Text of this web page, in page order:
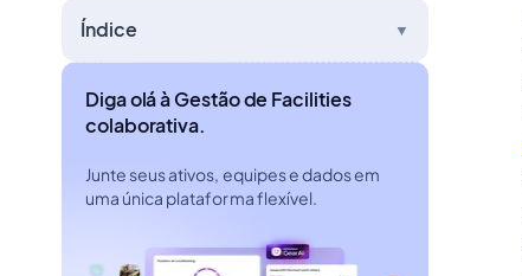
Índice ▼
Diga olá à Gestão de Facilities
colaborativa.
Junte seus ativos, equipes e dados em
uma única plataforma flexível.